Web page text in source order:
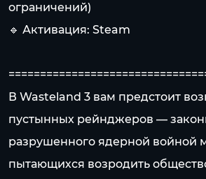
ограничений)
🔹 Активация: Steam
В Wasteland 3 вам предстоит
пустынных рейнджеров —
разрушенного ядерной войной
пытающихся возродить